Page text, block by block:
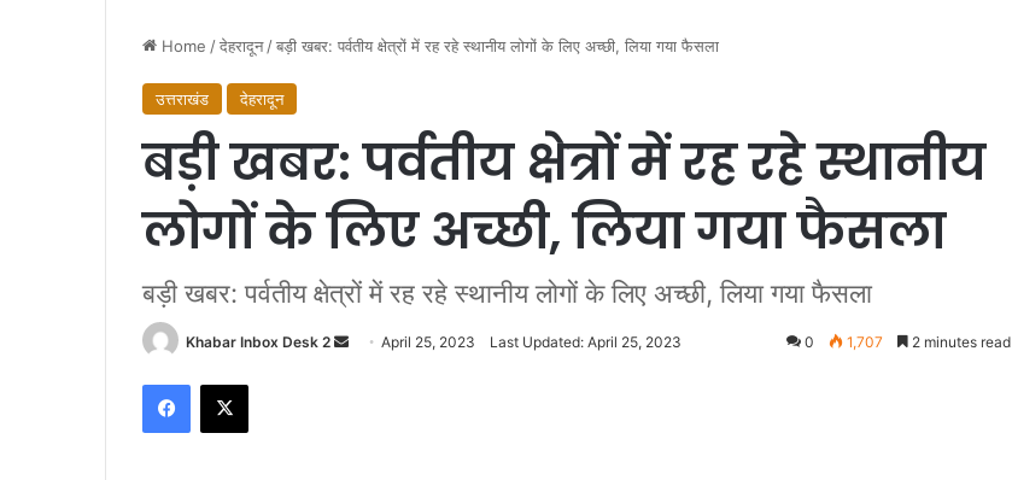
Home /देहरादून /बड़ी खबर: पर्वतीय क्षेत्रों में रह रहे स्थानीय लोगों के लिए अच्छी, लिया गया फैसला
उत्तराखंड देहरादून
बड़ी खबर: पर्वतीय क्षेत्रों में रह रहे स्थानीय
लोगों के लिए अच्छी, लिया गया फैसला
बड़ी खबर: पर्वतीय क्षेत्रों में रह रहे स्थानीय लोगों के लिए अच्छी, लिया गया फैसला
Khabar Inbox Desk 2
SendApril 25, 2023 Last Updated: April 25, 2023 0 1,707 2 minutes read
Facebook
X